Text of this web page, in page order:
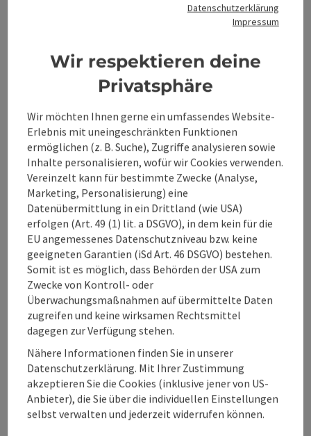
Barrierefreiheit
Zustimmungserklärung
Beitrag merken
zum Merkzettel
PDF erstellen
Beitrag drucken
In der Nähe
Datenschutzerklärung
Impressum
Wir respektieren deine
Privatsphäre
Wir möchten Ihnen gerne ein umfassendes Website-
Erlebnis mit uneingeschränkten Funktionen
ermöglichen (z. B. Suche), Zugriffe analysieren sowie
Inhalte personalisieren, wofür wir Cookies verwenden.
Vereinzelt kann für bestimmte Zwecke (Analyse,
Marketing, Personalisierung) eine
Datenübermittlung in ein Drittland (wie USA)
erfolgen (Art. 49 (1) lit. a DSGVO), in dem kein für die
EU angemessenes Datenschutzniveau bzw. keine
geeigneten Garantien (iSd Art. 46 DSGVO) bestehen.
Somit ist es möglich, dass Behörden der USA zum
Zwecke von Kontroll- oder
Überwachungsmaßnahmen auf übermittelte Daten
zugreifen und keine wirksamen Rechtsmittel
dagegen zur Verfügung stehen.
Nähere Informationen finden Sie in unserer
Datenschutzerklärung. Mit Ihrer Zustimmung
akzeptieren Sie die Cookies (inklusive jener von US-
Anbieter), die Sie über die individuellen Einstellungen
selbst verwalten und jederzeit widerrufen können.